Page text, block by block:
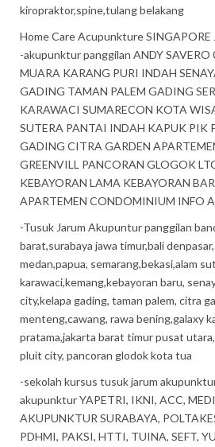
kiropraktor,spine,tulang belakang
Home Care Acupunkture SINGAPORE
-akupunktur panggilan ANDY
MUARA KARANG PURI INDAH
GADING TAMAN PALEM GADING
KARAWACI SUMARECON KOTA
SUTERA PANTAI INDAH KAPUK PIK
GADING CITRA GARDEN
GREENVILL PANCORAN GLOGOK
KEBAYORAN LAMA KEBAYORAN
APARTEMEN CONDOMINIUM INFO
-Tusuk Jarum Akupuntur panggilan
barat,surabaya jawa timur,bali
medan,papua, semarang,bekasi,alam
karawaci,kemang,kebayoran baru,
city,kelapa gading, taman palem, citra
menteng,cawang, rawa bening,galaxy
pratama,jakarta barat timur pusat
pluit city, pancoran glodok kota tua
-sekolah kursus tusuk jarum
akupunktur YAPETRI, IKNI, ACC,
AKUPUNKTUR SURABAYA,
PDHMI, PAKSI, HTTI, TUINA, SEFT,